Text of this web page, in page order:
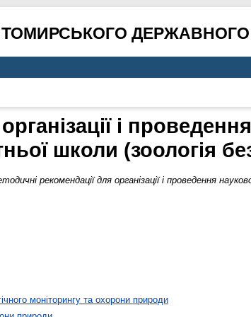
ДЕРЖАВНОГО
і
школи (зоологія
рекомендації для організації і проведення
моніторингу та охорони природи